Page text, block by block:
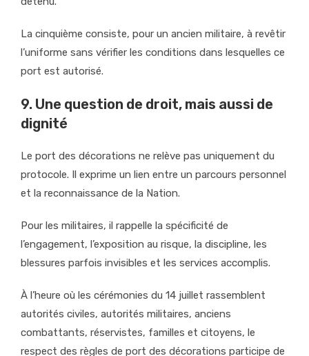
La cinquième consiste, pour un ancien militaire, à revêtir
l’uniforme sans vérifier les conditions dans lesquelles ce
port est autorisé.
9. Une question de droit, mais aussi de
dignité
Le port des décorations ne relève pas uniquement du
protocole. Il exprime un lien entre un parcours personnel
et la reconnaissance de la Nation.
Pour les militaires, il rappelle la spécificité de
l’engagement, l’exposition au risque, la discipline, les
blessures parfois invisibles et les services accomplis.
À l’heure où les cérémonies du 14 juillet rassemblent
autorités civiles, autorités militaires, anciens
combattants, réservistes, familles et citoyens, le
respect des règles de port des décorations participe de